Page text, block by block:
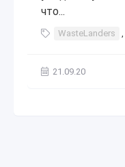
что...
WasteLanders ,
21.09.20